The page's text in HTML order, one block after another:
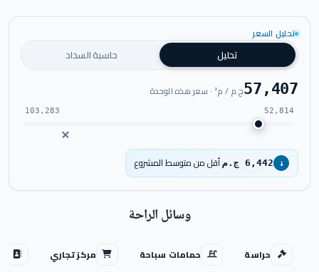
شاهد فيديو المشروع
تحليل السعر
تحليل حاسبة السداد
57,407ج.م / م² · سعر هذه الوحدة
52,814
103,283
↓ 6,442 ج.م أقل من متوسط المشروع
وسائل الراحة
حراسة حمامات سباحة مركز تجاري